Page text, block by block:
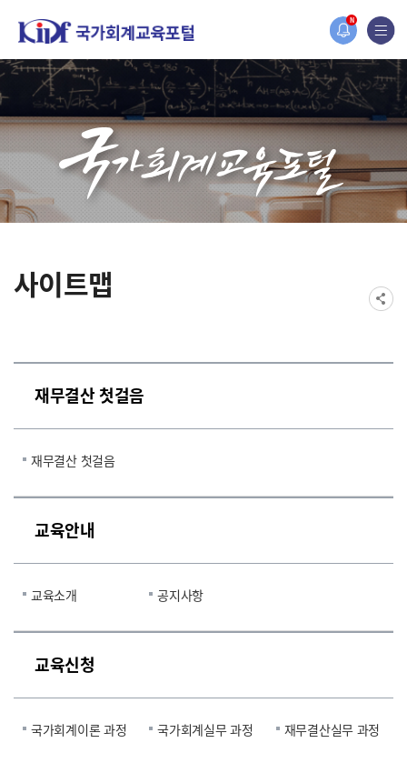
N
홈페이지가 새롭게 개편되었습니다.
한국조세재정연구원홈페이지가 새롭게 개설되었습니다.
사이트맵
재무결산 첫걸음
재무결산 첫걸음
교육안내
교육소개 공지사항
교육신청
국가회계이론 과정 국가회계실무 과정 재무결산실무 과정